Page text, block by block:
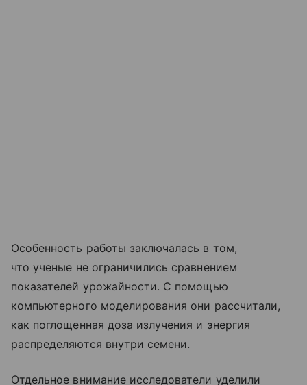
Особенность работы заключалась в том,
что ученые не ограничились сравнением
показателей урожайности. С помощью
компьютерного моделирования они рассчитали,
как поглощенная доза излучения и энергия
распределяются внутри семени.
Отдельное внимание исследователи уделили